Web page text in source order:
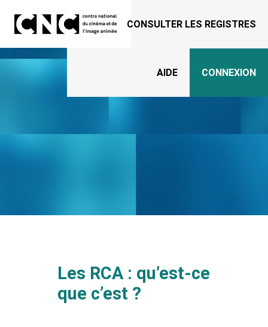
CONSULTER LES REGISTRES
AIDE CONNEXION
Les RCA : qu’est-ce
que c’est ?